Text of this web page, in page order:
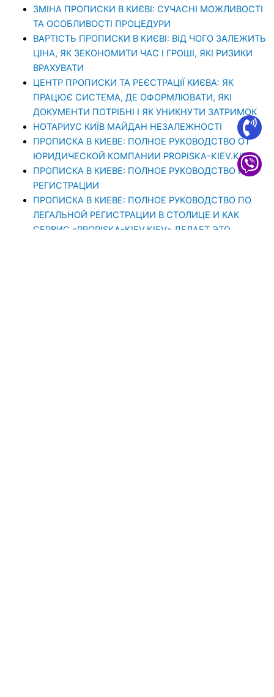
ЗМІНА ПРОПИСКИ В КИЄВІ: СУЧАСНІ МОЖЛИВОСТІ
ТА ОСОБЛИВОСТІ ПРОЦЕДУРИ
ВАРТІСТЬ ПРОПИСКИ В КИЄВІ: ВІД ЧОГО ЗАЛЕЖИТЬ
ЦІНА, ЯК ЗЕКОНОМИТИ ЧАС І ГРОШІ, ЯКІ РИЗИКИ
ВРАХУВАТИ
ЦЕНТР ПРОПИСКИ ТА РЕЄСТРАЦІЇ КИЄВА: ЯК
ПРАЦЮЄ СИСТЕМА, ДЕ ОФОРМЛЮВАТИ, ЯКІ
ДОКУМЕНТИ ПОТРІБНІ І ЯК УНИКНУТИ ЗАТРИМОК
НОТАРИУС КИЇВ МАЙДАН НЕЗАЛЕЖНОСТІ
ПРОПИСКА В КИЕВЕ: ПОЛНОЕ РУКОВОДСТВО ОТ
ЮРИДИЧЕСКОЙ КОМПАНИИ PROPISKA-KIEV.KIEV
ПРОПИСКА В КИЕВЕ: ПОЛНОЕ РУКОВОДСТВО ПО
РЕГИСТРАЦИИ
ПРОПИСКА В КИЕВЕ: ПОЛНОЕ РУКОВОДСТВО ПО
ЛЕГАЛЬНОЙ РЕГИСТРАЦИИ В СТОЛИЦЕ И КАК
СЕРВИС «PROPISKA-KIEV.KIEV» ДЕЛАЕТ ЭТО